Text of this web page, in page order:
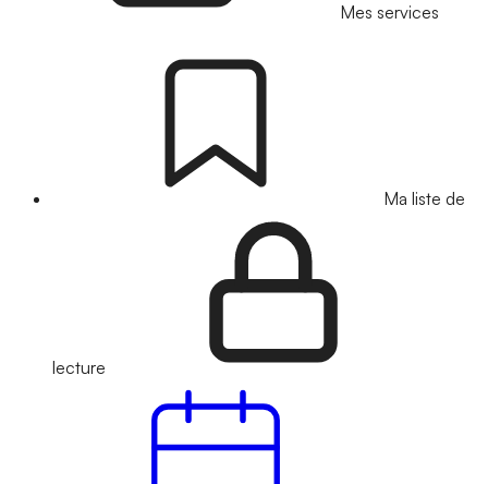
Mes services
Ma liste de
lecture